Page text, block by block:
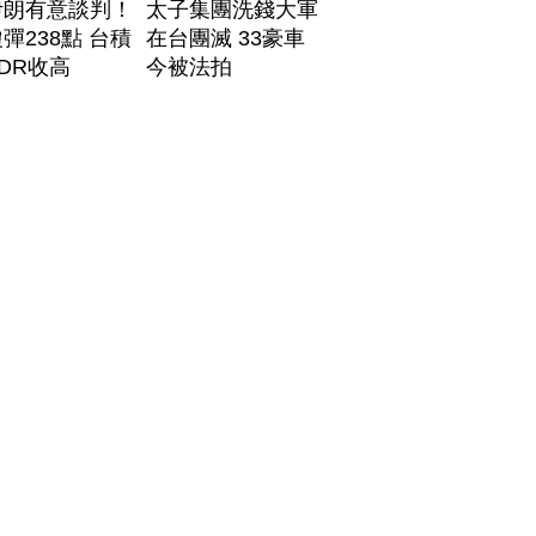
有意談判！
238點 台積
收高
太子集團洗錢大軍
在台團滅 33豪車
今被法拍